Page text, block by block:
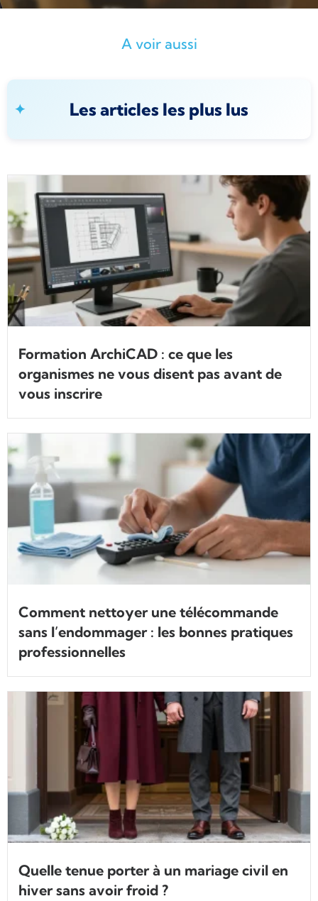
A voir aussi
Les articles les plus lus
Formation ArchiCAD : ce que les
organismes ne vous disent pas avant de
vous inscrire
Comment nettoyer une télécommande
sans l’endommager : les bonnes pratiques
professionnelles
Quelle tenue porter à un mariage civil en
hiver sans avoir froid ?